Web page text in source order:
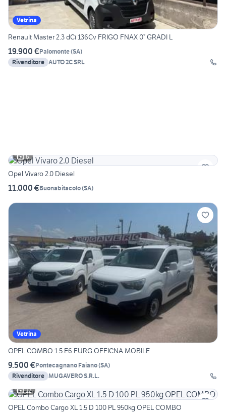
Vetrina
Renault Master 2.3 dCi 136Cv FRIGO FNAX 0° GRADI L
19.900 €Palomonte(SA)
Rivenditore AUTO 2C SRL
6
Opel Vivaro 2.0 Diesel
11.000 €Buonabitacolo(SA)
Vetrina
OPEL COMBO 1.5 E6 FURG OFFICNA MOBILE
9.500 €Pontecagnano Faiano(SA)
Rivenditore MUGAVERO S.R.L.
12
OPEL Combo Cargo XL 1.5 D 100 PL 950kg OPEL COMBO